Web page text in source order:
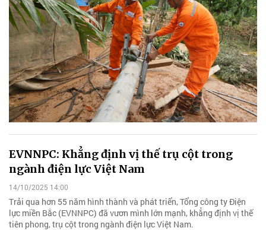
EVNNPC: Khẳng định vị thế trụ cột trong
ngành điện lực Việt Nam
14/10/2025 14:00
Trải qua hơn 55 năm hình thành và phát triển, Tổng công ty Điện
lực miền Bắc (EVNNPC) đã vươn mình lớn mạnh, khẳng định vị thế
tiên phong, trụ cột trong ngành điện lực Việt Nam.